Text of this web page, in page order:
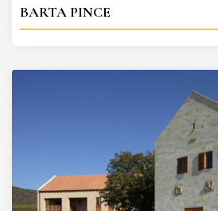
BARTA PINCE